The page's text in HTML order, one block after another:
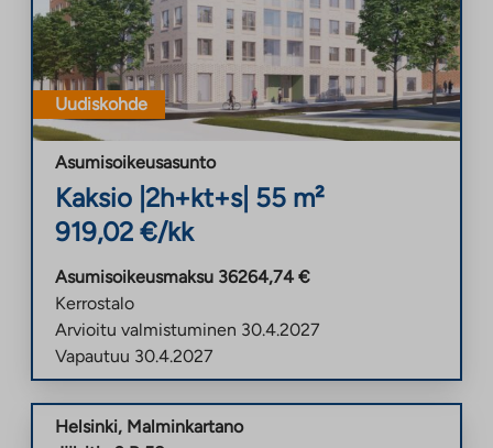
Uudiskohde
Asumisoikeusasunto
Kaksio 2h+kt+s| 55 m²
919,02 €/kk
Asumisoikeusmaksu 36264,74 €
Kerrostalo
Arvioitu valmistuminen 30.4.2027
Vapautuu 30.4.2027
Helsinki, Malminkartano